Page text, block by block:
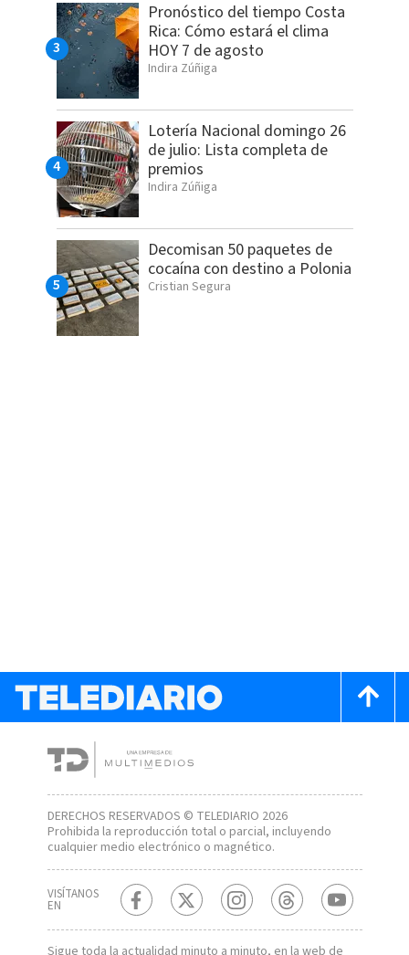
Pronóstico del tiempo Costa
Rica: Cómo estará el clima
HOY 7 de agosto
Indira Zúñiga
Lotería Nacional domingo 26
de julio: Lista completa de
premios
Indira Zúñiga
Decomisan 50 paquetes de
cocaína con destino a Polonia
Cristian Segura
DERECHOS RESERVADOS © TELEDIARIO 2026
Prohibida la reproducción total o parcial, incluyendo
cualquier medio electrónico o magnético.
VISÍTANOS
EN